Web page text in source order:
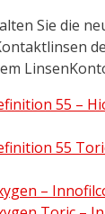
Sie die
55 –
55
–